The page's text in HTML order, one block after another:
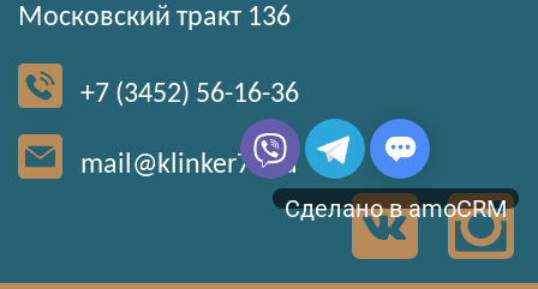
Московский тракт 136
+7 (3452) 56-16-36
mail@klinker72.ru
Сделано в amoCRM